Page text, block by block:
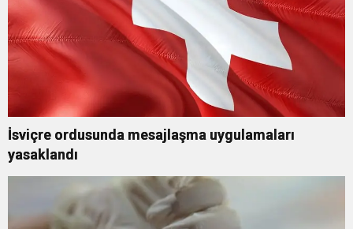
İsviçre ordusunda mesajlaşma uygulamaları
yasaklandı